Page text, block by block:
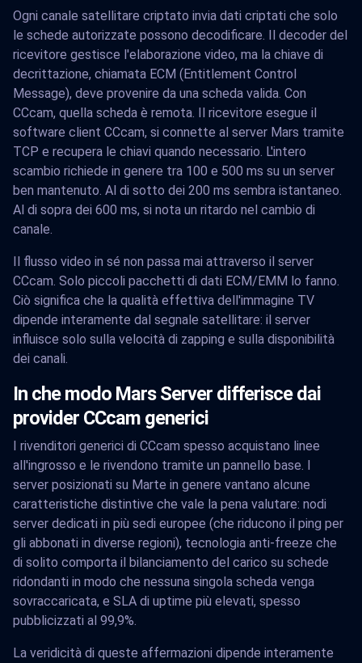
Ogni canale satellitare criptato invia dati criptati che solo
le schede autorizzate possono decodificare. Il decoder del
ricevitore gestisce l'elaborazione video, ma la chiave di
decrittazione, chiamata ECM (Entitlement Control
Message), deve provenire da una scheda valida. Con
CCcam, quella scheda è remota. Il ricevitore esegue il
software client CCcam, si connette al server Mars tramite
TCP e recupera le chiavi quando necessario. L'intero
scambio richiede in genere tra 100 e 500 ms su un server
ben mantenuto. Al di sotto dei 200 ms sembra istantaneo.
Al di sopra dei 600 ms, si nota un ritardo nel cambio di
canale.
Il flusso video in sé non passa mai attraverso il server
CCcam. Solo piccoli pacchetti di dati ECM/EMM lo fanno.
Ciò significa che la qualità effettiva dell'immagine TV
dipende interamente dal segnale satellitare: il server
influisce solo sulla velocità di zapping e sulla disponibilità
dei canali.
In che modo Mars Server differisce dai
provider CCcam generici
I rivenditori generici di CCcam spesso acquistano linee
all'ingrosso e le rivendono tramite un pannello base. I
server posizionati su Marte in genere vantano alcune
caratteristiche distintive che vale la pena valutare: nodi
server dedicati in più sedi europee (che riducono il ping per
gli abbonati in diverse regioni), tecnologia anti-freeze che
di solito comporta il bilanciamento del carico su schede
ridondanti in modo che nessuna singola scheda venga
sovraccaricata, e SLA di uptime più elevati, spesso
pubblicizzati al 99,9%.
La veridicità di queste affermazioni dipende interamente